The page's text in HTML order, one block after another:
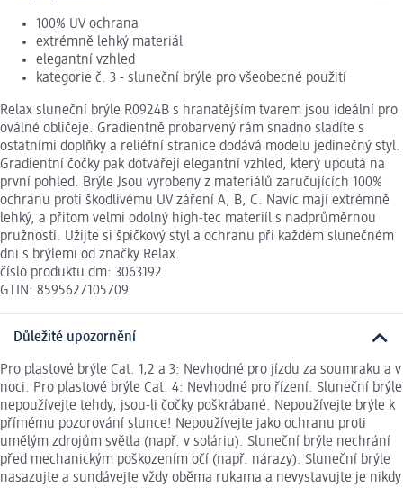
100% UV ochrana
extrémně lehký materiál
elegantní vzhled
kategorie č. 3 - sluneční brýle pro všeobecné použití
Relax sluneční brýle R0924B s hranatějším tvarem jsou ideální pro
oválné obličeje. Gradientně probarvený rám snadno sladíte s
ostatními doplňky a reliéfní stranice dodává modelu jedinečný styl.
Gradientní čočky pak dotvářejí elegantní vzhled, který upoutá na
první pohled. Brýle Jsou vyrobeny z materiálů zaručujících 100%
ochranu proti škodlivému UV záření A, B, C. Navíc mají extrémně
lehký, a přitom velmi odolný high-tec materiíl s nadprůměrnou
pružností. Užijte si špičkový styl a ochranu při každém slunečném
dni s brýlemi od značky Relax.
číslo produktu dm: 3063192
GTIN: 8595627105709
Důležité upozornění
Pro plastové brýle Cat. 1,2 a 3: Nevhodné pro jízdu za soumraku a v
noci. Pro plastové brýle Cat. 4: Nevhodné pro řízení. Sluneční brýle
nepoužívejte tehdy, jsou-li čočky poškrábané. Nepoužívejte brýle k
přímému pozorování slunce! Nepoužívejte jako ochranu proti
umělým zdrojům světla (např. v soláriu). Sluneční brýle nechrání
před mechanickým poškozením očí (např. nárazy). Sluneční brýle
nasazujte a sundávejte vždy oběma rukama a nevystavujte je nikdy